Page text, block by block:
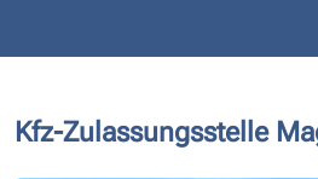
Kfz-Zulassungsstelle